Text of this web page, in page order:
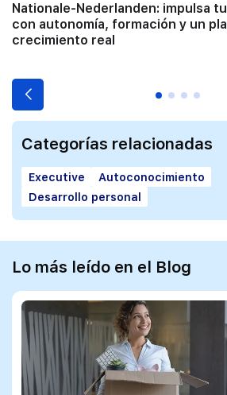
Nationale-Nederlanden: impulsa
con autonomía, formación y un
crecimiento real
Categorías relacionadas
Executive
Autoconocimiento
Desarrollo personal
Lo más leído en el Blog